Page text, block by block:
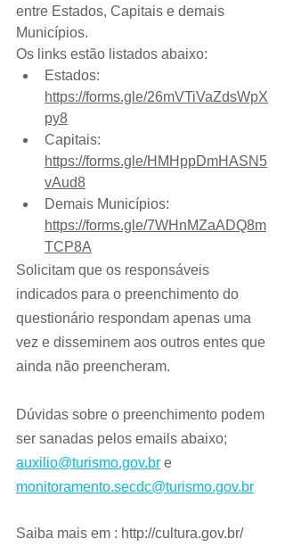
entre Estados, Capitais e demais
Municípios.
Os links estão listados abaixo:
Estados:
https://forms.gle/26mVTiVaZdsWpX
py8
Capitais:
https://forms.gle/HMHppDmHASN5
vAud8
Demais Municípios:
https://forms.gle/7WHnMZaADQ8m
TCP8A
Solicitam que os responsáveis
indicados para o preenchimento do
questionário respondam apenas uma
vez e disseminem aos outros entes que
ainda não preencheram.
Dúvidas sobre o preenchimento podem
ser sanadas pelos emails abaixo;
auxilio@turismo.gov.br e
monitoramento.secdc@turismo.gov.br
Saiba mais em : http://cultura.gov.br/